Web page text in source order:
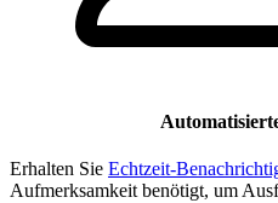
Erhalten Sie Echtzeit-
Aufmerksamkeit benötigt, um